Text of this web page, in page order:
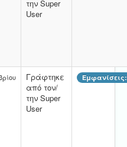
την Super
User
Γράφτηκε
από τον/
την Super
User
Εμφανίσεις: